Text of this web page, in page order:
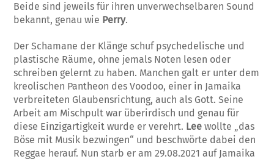
Beide sind jeweils für ihren unverwechselbaren Sound
bekannt, genau wie Perry.
Der Schamane der Klänge schuf psychedelische und
plastische Räume, ohne jemals Noten lesen oder
schreiben gelernt zu haben. Manchen galt er unter dem
kreolischen Pantheon des Voodoo, einer in Jamaika
verbreiteten Glaubensrichtung, auch als Gott. Seine
Arbeit am Mischpult war überirdisch und genau für
diese Einzigartigkeit wurde er verehrt. Lee wollte „das
Böse mit Musik bezwingen“ und beschwörte dabei den
Reggae herauf. Nun starb er am 29.08.2021 auf Jamaika